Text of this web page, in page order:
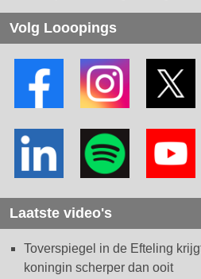
Volg Looopings
Laatste video's
Toverspiegel in de Efteling
koningin scherper dan ooit